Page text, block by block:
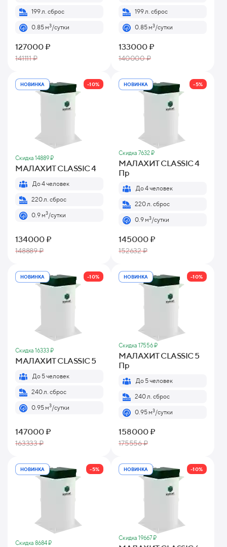
199 л. сброс
0.85 м3/сутки
127000 ₽
141111 ₽
199 л. сброс
0.85 м3/сутки
133000 ₽
140000 ₽
НОВИНКА -10%
Скидка 14889 ₽
МАЛАХИТ CLASSIC 4
До 4 человек
220 л. сброс
0.9 м3/сутки
134000 ₽
148889 ₽
НОВИНКА -5%
Скидка 7632 ₽
МАЛАХИТ CLASSIC 4
Пр
До 4 человек
220 л. сброс
0.9 м3/сутки
145000 ₽
152632 ₽
НОВИНКА -10%
Скидка 16333 ₽
МАЛАХИТ CLASSIC 5
До 5 человек
240 л. сброс
0.95 м3/сутки
147000 ₽
163333 ₽
НОВИНКА -10%
Скидка 17556 ₽
МАЛАХИТ CLASSIC 5
Пр
До 5 человек
240 л. сброс
0.95 м3/сутки
158000 ₽
175556 ₽
НОВИНКА -5%
Скидка 8684 ₽
НОВИНКА -10%
Скидка 19667 ₽